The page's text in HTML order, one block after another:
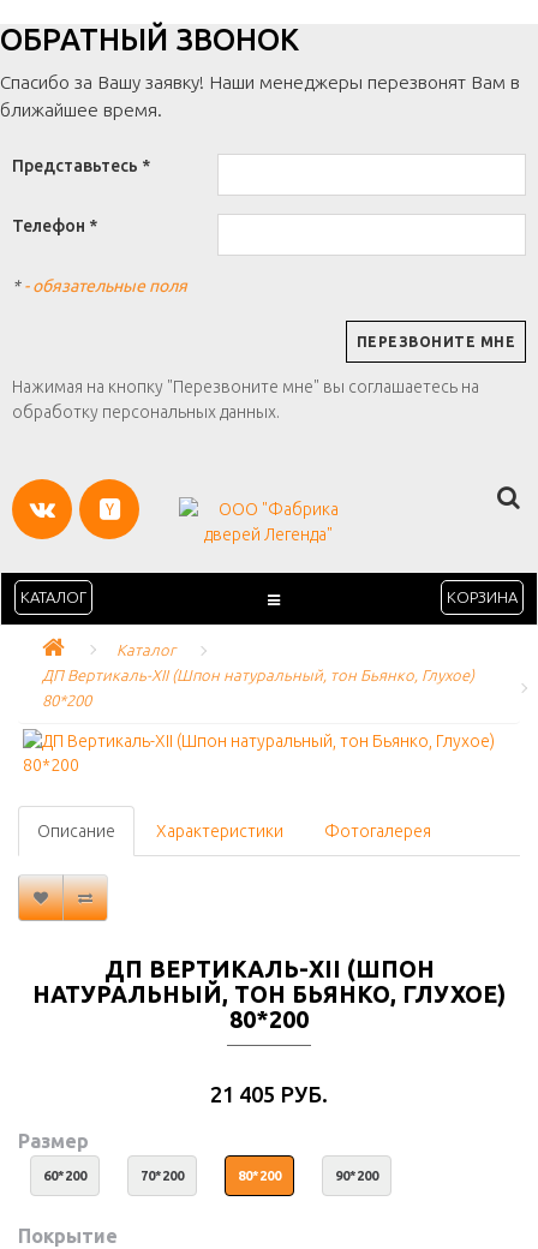
ОБРАТНЫЙ ЗВОНОК
Спасибо за Вашу заявку! Наши менеджеры перезвонят Вам в
ближайшее время.
Представьтесь *
Телефон *
*- обязательные поля
Нажимая на кнопку "Перезвоните мне" вы соглашаетесь на
обработку персональных данных.
КАТАЛОГ КОРЗИНА
Каталог
ДП Вертикаль-XII (Шпон натуральный, тон Бьянко, Глухое)
80*200
Описание Характеристики Фотогалерея
ДП ВЕРТИКАЛЬ-XII (ШПОН
НАТУРАЛЬНЫЙ, ТОН БЬЯНКО, ГЛУХОЕ)
80*200
21 405 РУБ.
Размер
60*200 70*200 80*200 90*200
Покрытие